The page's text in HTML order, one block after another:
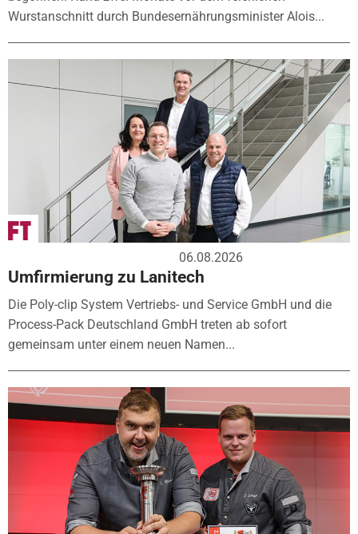
Wurstanschnitt durch Bundesernährungsminister Alois...
06.08.2026
Umfirmierung zu Lanitech
Die Poly-clip System Vertriebs- und Service GmbH und die
Process-Pack Deutschland GmbH treten ab sofort
gemeinsam unter einem neuen Namen...